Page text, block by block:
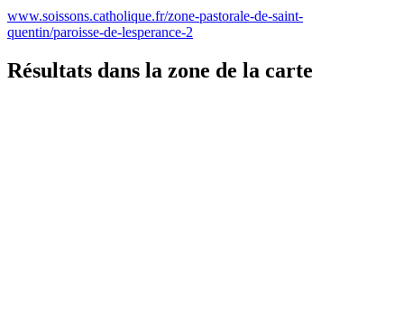
www.soissons.catholique.fr/zone-pastorale-de-saint-
quentin/paroisse-de-lesperance-2
Résultats dans la zone de la carte